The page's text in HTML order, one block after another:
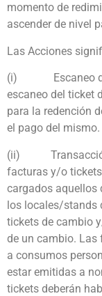
momento de
ascender de nivel
Las Acciones
(i) Escaneo
escaneo del ticket
para la redención
el pago del mismo.
(ii)
facturas y/o
cargados aquellos
los locales/stands
tickets de cambio
de un cambio. Las
a consumos
estar emitidas a
tickets deberán